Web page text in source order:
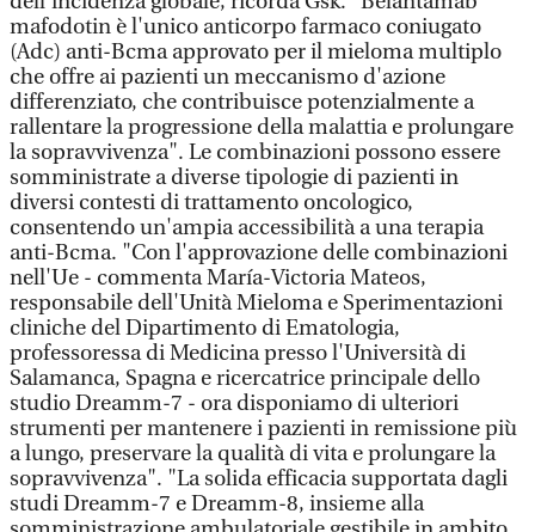
mafodotin è l'unico anticorpo farmaco coniugato
(Adc) anti-Bcma approvato per il mieloma multiplo
che offre ai pazienti un meccanismo d'azione
differenziato, che contribuisce potenzialmente a
rallentare la progressione della malattia e prolungare
la sopravvivenza". Le combinazioni possono essere
somministrate a diverse tipologie di pazienti in
diversi contesti di trattamento oncologico,
consentendo un'ampia accessibilità a una terapia
anti-Bcma. "Con l'approvazione delle combinazioni
nell'Ue - commenta María-Victoria Mateos,
responsabile dell'Unità Mieloma e Sperimentazioni
cliniche del Dipartimento di Ematologia,
professoressa di Medicina presso l'Università di
Salamanca, Spagna e ricercatrice principale dello
studio Dreamm-7 - ora disponiamo di ulteriori
strumenti per mantenere i pazienti in remissione più
a lungo, preservare la qualità di vita e prolungare la
sopravvivenza". "La solida efficacia supportata dagli
studi Dreamm-7 e Dreamm-8, insieme alla